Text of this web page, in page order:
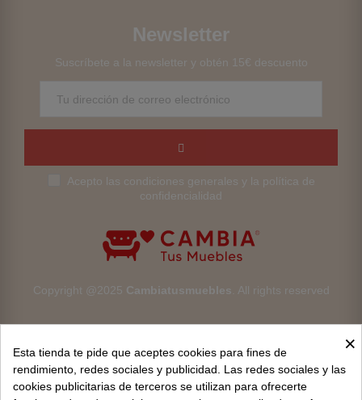
Copyright @2025 Cambiatusmuebles . All rights reserved
Newsletter
Suscríbete a la newsletter y obtén 15€ descuento
Acepto las condiciones generales y la política de
confidencialidad
Aviso legal
×
Esta tienda te pide que aceptes cookies para fines de
rendimiento, redes sociales y publicidad. Las redes sociales y las
cookies publicitarias de terceros se utilizan para ofrecerte